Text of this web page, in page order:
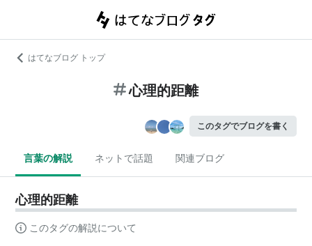
はてなブログ トップ
心理的距離
このタグでブログを書く
言葉の解説 ネットで話題 関連ブログ
心理的距離
このタグの解説について